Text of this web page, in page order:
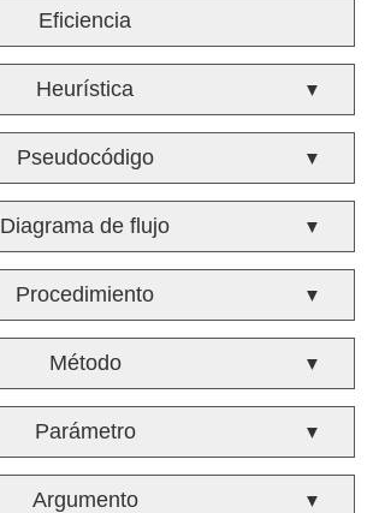
Eficiencia
Heurística ▼
Pseudocódigo ▼
Diagrama de flujo ▼
Procedimiento ▼
Método ▼
Parámetro ▼
Argumento ▼